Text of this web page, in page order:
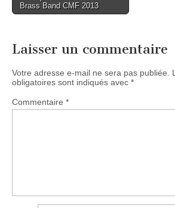
Brass Band CMF 2013
Laisser un commentaire
Votre adresse e-mail ne sera pas publiée.
obligatoires sont indiqués avec *
Commentaire *